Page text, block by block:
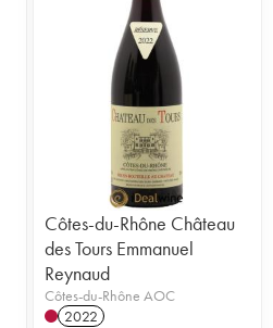
Côtes-du-Rhône Château
des Tours Emmanuel
Reynaud
Côtes-du-Rhône AOC
2022